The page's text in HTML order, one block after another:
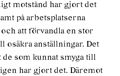
motstånd har gjort det
på arbetsplatserna
att förvandla en stor
osäkra anställningar. Det
som kunnat smyga till
har gjort det. Däremot